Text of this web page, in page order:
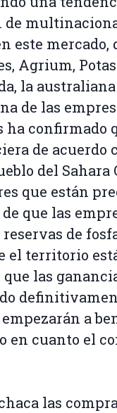
este mercado,
Agrium,
la
de las
confirmado
de acuerdo
del Sahara
que están
que las
de
el territorio
las
empezarán a
en cuanto el
las